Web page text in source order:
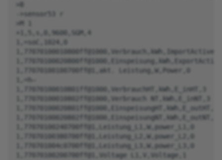
>B
->sensor53 r
>M 1
+1,5,s,0,9600,SGM,4
1,=soC,1024,0
1,77070100010800ff@1000,Verbrauch,kWh,ImportActive,3
1,77070100100700ff@1,akt. Leistung,W,Power,0
1,77070100010801ff@1000,VerbrauchHT,kWh,E_inHT,3
1,77070100010802ff@1000,Verbrauch NT,kWh,E_inNT,3
1,77070100020801ff@1000,EinspeisungHT,kWh,E_outHT,3
1,77070100020802ff@1000,EinspeisungNT,kWh,E_outNT,3
1,77070100240700ff@1,Leistung_L1,W,power_L1,0
1,77070100380700ff@1,Leistung_L2,W,power_L2,0
1,770701004c0700ff@1,Leistung_L3,W,power_L3,0
1,77070100200700ff@1,Voltage L1,V,Voltage,1